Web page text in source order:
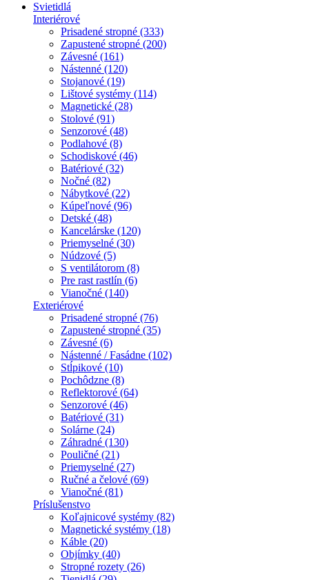
Svietidlá
Interiérové
Prisadené stropné (333)
Zapustené stropné (200)
Závesné (161)
Nástenné (120)
Stojanové (19)
Lištové systémy (114)
Magnetické (28)
Stolové (91)
Senzorové (48)
Podlahové (8)
Schodiskové (46)
Batériové (32)
Nočné (82)
Nábytkové (22)
Kúpeľnové (96)
Detské (48)
Kancelárske (120)
Priemyselné (30)
Núdzové (5)
S ventilátorom (8)
Pre rast rastlín (6)
Vianočné (140)
Exteriérové
Prisadené stropné (76)
Zapustené stropné (35)
Závesné (6)
Nástenné / Fasádne (102)
Stĺpikové (10)
Pochôdzne (8)
Reflektorové (64)
Senzorové (46)
Batériové (31)
Solárne (24)
Záhradné (130)
Pouličné (21)
Priemyselné (27)
Ručné a čelové (69)
Vianočné (81)
Príslušenstvo
Koľajnicové systémy (82)
Magnetické systémy (18)
Káble (20)
Objímky (40)
Stropné rozety (26)